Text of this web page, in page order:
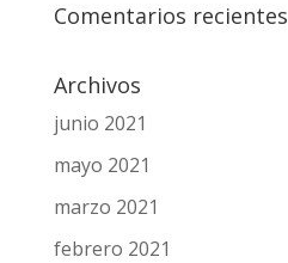
Comentarios recientes
Archivos
junio 2021
mayo 2021
marzo 2021
febrero 2021